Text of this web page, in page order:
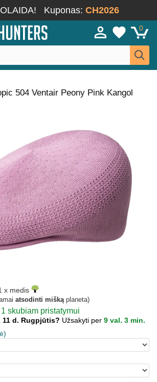
Kuponas: CH2026
0
504 Ventair Peony Pink Kangol
x medis
atsodinti miškąplaneta)
skubiam pristatymui
11 d. Rugpjūtis? Užsakyti per 9 val. 3 min.